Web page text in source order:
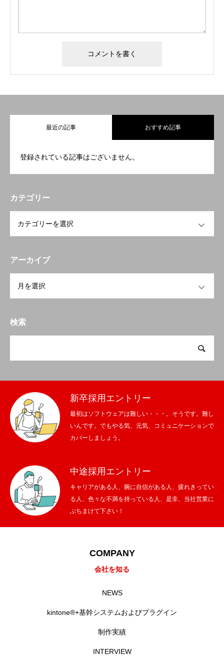
最近の記事 おすすめ記事
登録されている記事はございません。
カテゴリー
アーカイブ
検索
新卒採用エントリー
最初はソフトウェアは難しい・・・。そうです。難し
いんです。でもやる気、元気、コミュニケーションで
カバーしましょう。
中途採用エントリー
キャリアがある人、腕に自信がある人、疲れきってい
る人、色々な不満を持っている人、是非、当社営業に
ぶちまけて下さい！
COMPANY
会社を知る
NEWS
kintone®+基幹システムおよびプラグイン
制作実績
INTERVIEW